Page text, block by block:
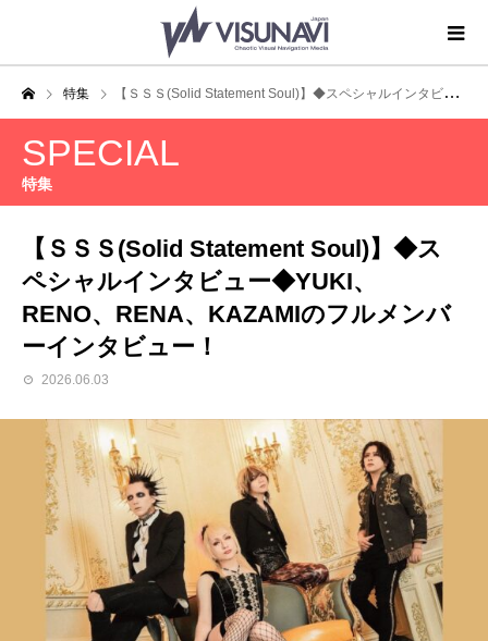
特集 【ＳＳＳ(Solid Statement Soul)】◆スペシャルインタビュー◆YUKI、RENO、RENA、KAZAMIのフルメンバーインタビュー！
SPECIAL
特集
【ＳＳＳ(Solid Statement Soul)】◆ス
ペシャルインタビュー◆YUKI、
RENO、RENA、KAZAMIのフルメンバ
ーインタビュー！
2026.06.03